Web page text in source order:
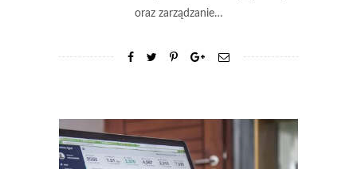
oraz zarządzanie…